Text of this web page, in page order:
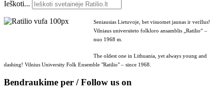
Ieškoti...
Seniausias Lietuvoje, bet visuomet jaunas ir veržlus!
Vilniaus universiteto folkloro ansamblis „Ratilio“ –
nuo 1968 m.
The oldest one in Lithuania, yet always young and
dashing! Vilnius University Folk Ensemble "Ratilio" – since 1968.
Bendraukime per / Follow us on